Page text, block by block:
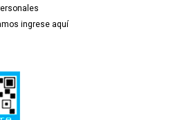
ingrese aquí